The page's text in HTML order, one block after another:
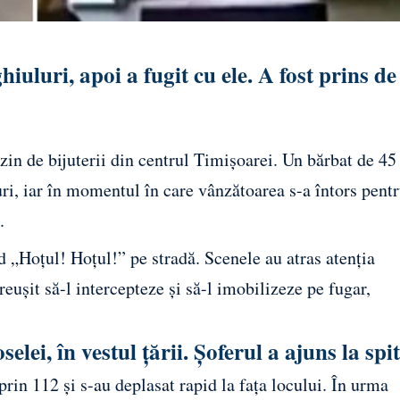
apoi a fugit cu ele. A fost prins
de bijuterii din centrul Timișoarei. Un bărbat de 45
iar în momentul în care vânzătoarea s-a întors
Hoțul!” pe stradă. Scenele au atras atenția
să-l intercepteze și să-l imobilizeze pe fugar,
în vestul țării. Șoferul a ajuns la
112 și s-au deplasat rapid la fața locului. În urma